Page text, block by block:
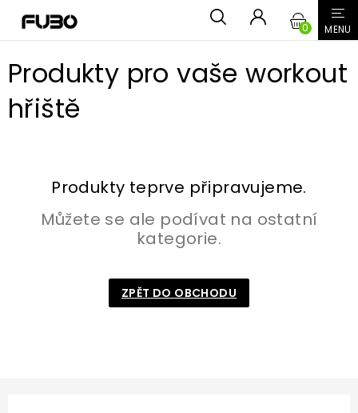
Produkty pro vaše workout
hřiště
Produkty teprve připravujeme.
Můžete se ale podívat na ostatní
kategorie.
ZPĚT DO OBCHODU